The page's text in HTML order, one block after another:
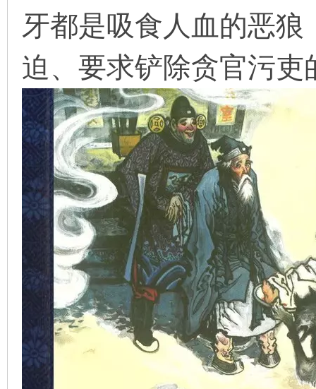
牙都是吸食人血的恶
迫、要求铲除贪官污吏